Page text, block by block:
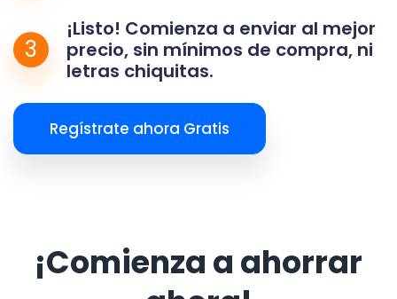
3
¡Listo! Comienza a enviar al mejor
precio, sin mínimos de compra, ni
letras chiquitas.
Regístrate ahora Gratis
¡Comienza a ahorrar